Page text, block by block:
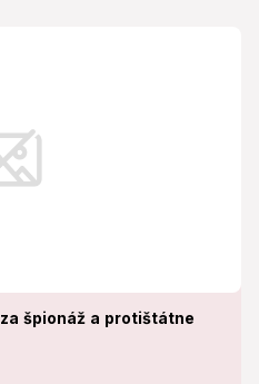
špionáž a protištátne